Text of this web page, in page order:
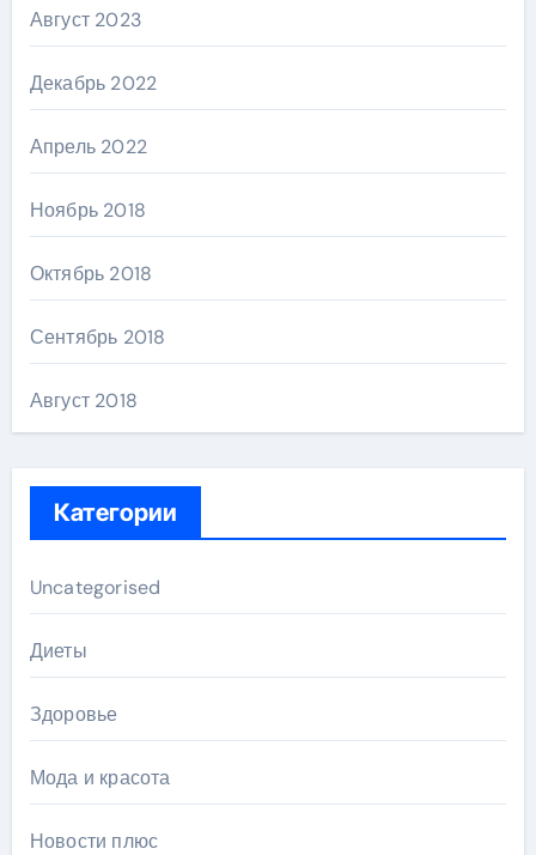
Август 2023
Декабрь 2022
Апрель 2022
Ноябрь 2018
Октябрь 2018
Сентябрь 2018
Август 2018
Категории
Uncategorised
Диеты
Здоровье
Мода и красота
Новости плюс